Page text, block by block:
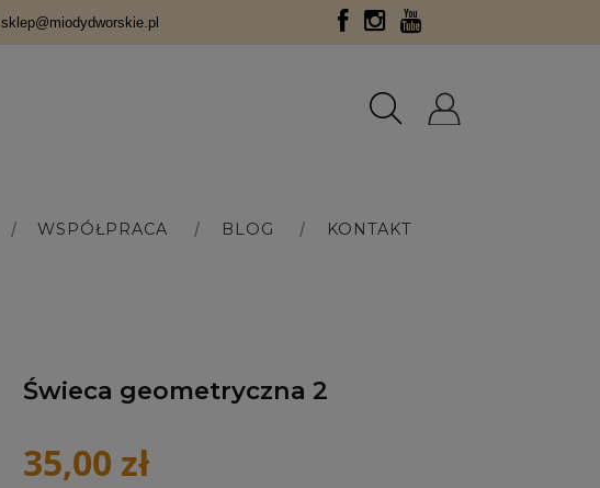
sklep@miodydworskie.pl
WSPÓŁPRACA BLOG KONTAKT
Świeca geometryczna 2
35,00 zł